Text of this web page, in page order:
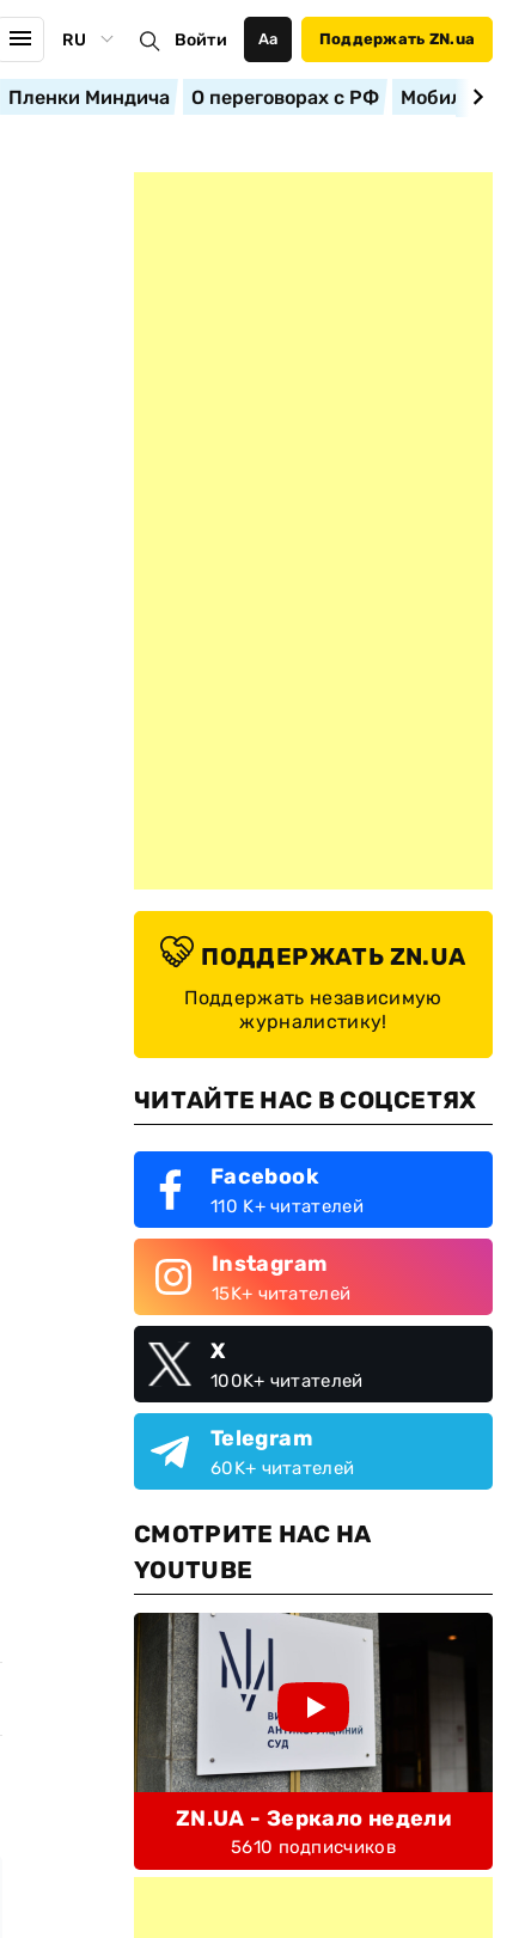
RU Войти Аа Поддержать ZN.ua
Пленки Миндича О переговорах с РФ
ПОДДЕРЖАТЬ ZN.UA
Поддержать независимую
журналистику!
ЧИТАЙТЕ НАС В СОЦСЕТЯХ
Facebook
110 K+ читателей
Instagram
15K+ читателей
X
100K+ читателей
Telegram
60K+ читателей
СМОТРИТЕ НАС НА
YOUTUBE
ZN.UA - Зеркало недели
5610 подписчиков